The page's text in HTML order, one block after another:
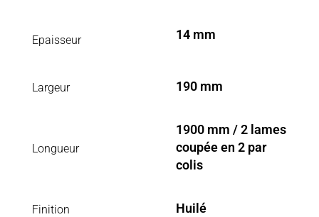
Epaisseur 14 mm
Largeur 190 mm
Longueur
1900 mm / 2 lames
coupée en 2 par
colis
Finition Huilé